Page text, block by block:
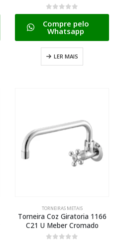
0de 5
Compre pelo
Whatsapp
LER MAIS
TORNEIRAS METAIS
Torneira Coz Giratoria 1166
C21 U Meber Cromado